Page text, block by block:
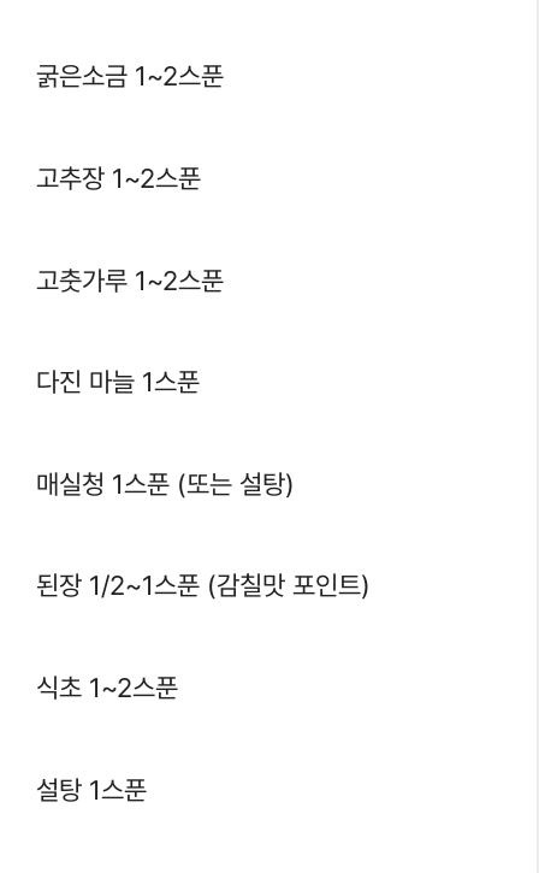
굵은소금 1~2스푼
고추장 1~2스푼
고춧가루 1~2스푼
다진 마늘 1스푼
매실청 1스푼 (또는 설탕)
된장 1/2~1스푼 (감칠맛 포인트)
식초 1~2스푼
설탕 1스푼